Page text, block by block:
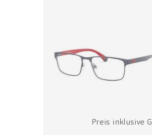
Preis inklusive